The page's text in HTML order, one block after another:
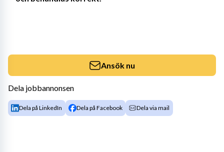
Ansök nu
Dela jobbannonsen
Dela på LinkedIn Dela på Facebook Dela via mail